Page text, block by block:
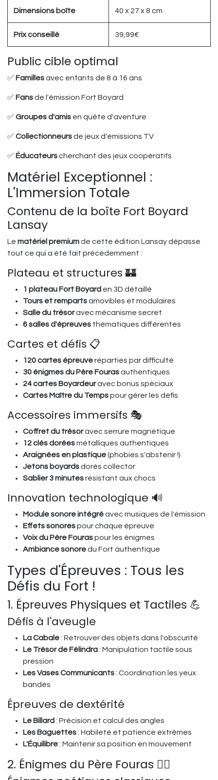
Dimensions boîte 40 x 27 x 8 cm
Prix conseillé 39,99€
Public cible optimal
✅ Famillesavec enfants de 8 à 16 ans
✅ Fansde l'émission Fort Boyard
✅ Groupes d'amis en quête d'aventure
✅ Collectionneursde jeux d'émissions TV
✅ Éducateurscherchant des jeux coopératifs
Matériel Exceptionnel :
L'Immersion Totale
Contenu de la boîte Fort Boyard
Lansay
Le matériel premiumde cette édition Lansay dépasse
tout ce qui a été fait précédemment :
Plateau et structures 🏰
1 plateau Fort Boyard en 3D détaillé
Tours et rempartsamovibles et modulaires
Salle du trésoravec mécanisme secret
6 salles d'épreuves thématiques différentes
Cartes et défis 📋
120 cartes épreuveréparties par difficulté
30 énigmes du Père Fourasauthentiques
24 cartes Boyardeuravec bonus spéciaux
Cartes Maître du Tempspour gérer les défis
Accessoires immersifs 🎭
Coffret du trésoravec serrure magnétique
12 clés doréesmétalliques authentiques
Araignées en plastique(phobies s'abstenir !)
Jetons boyardsdorés collector
Sablier 3 minutesrésistant aux chocs
Innovation technologique 🔊
Module sonore intégréavec musiques de l'émission
Effets sonorespour chaque épreuve
Voix du Père Fouraspour les énigmes
Ambiance sonoredu Fort authentique
Types d'Épreuves : Tous les
Défis du Fort !
1. Épreuves Physiques et Tactiles 💪
Défis à l'aveugle
La Cabale: Retrouver des objets dans l'obscurité
Le Trésor de Félindra: Manipulation tactile sous
pression
Les Vases Communicants: Coordination les yeux
bandés
Épreuves de dextérité
Le Billard : Précision et calcul des angles
Les Baguettes: Habileté et patience extrêmes
L'Équilibre: Maintenir sa position en mouvement
2. Énigmes du Père Fouras 🧙‍♂️